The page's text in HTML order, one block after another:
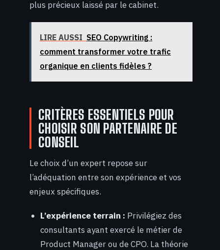
plus précieux laissé par le cabinet.
LIRE AUSSI SEO Copywriting :
comment transformer votre trafic
organique en clients fidèles ?
CRITÈRES ESSENTIELS POUR
CHOISIR SON PARTENAIRE DE
CONSEIL
Le choix d’un expert repose sur
l’adéquation entre son expérience et vos
enjeux spécifiques.
L’expérience terrain : Privilégiez des
consultants ayant exercé le métier de
Product Manager ou de CPO. La théorie